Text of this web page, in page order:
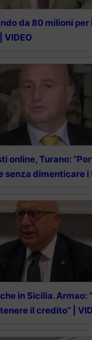
da 80 milioni per
VIDEO
online, Turano:
senza dimenticare i
in Sicilia. Armao:
il credito” |